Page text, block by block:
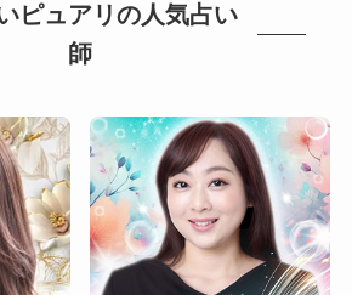
ピュアリの人気占い
師